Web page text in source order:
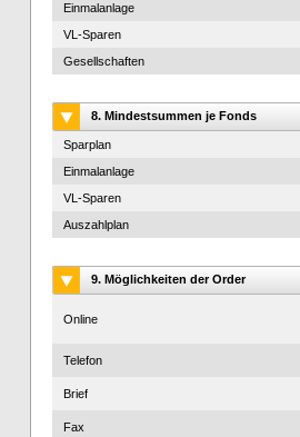
Einmalanlage
VL-Sparen
Gesellschaften
8. Mindestsummen je Fonds
Sparplan
Einmalanlage
VL-Sparen
Auszahlplan
9. Möglichkeiten der Order
Online
Telefon
Brief
Fax